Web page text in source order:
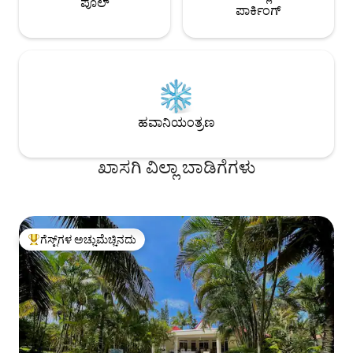
ಪಾರ್ಕಿಂಗ್
ಹವಾನಿಯಂತ್ರಣ
ಖಾಸಗಿ ವಿಲ್ಲಾ ಬಾಡಿಗೆಗಳು
ಗೆಸ್ಟ್‌ಗಳಿಗೆ ಅತಿ ಹೆಚ್ಚು ಅಚ್ಚುಮೆಚ್ಚಿನದು
ಗೆಸ್ಟ್‌ಗಳ ಅಚ್ಚುಮೆಚ್ಚಿನದು